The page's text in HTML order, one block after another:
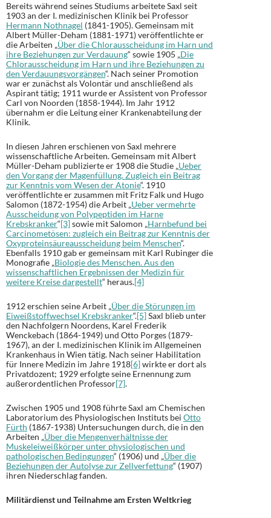
Bereits während seines Studiums arbeitete Saxl seit
1903 an der I. medizinischen Klinik bei Professor
Hermann Nothnagel (1841-1905). Gemeinsam mit
Albert Müller-Deham (1881-1971) veröffentlichte er
die Arbeiten „Über die Chlorausscheidung im Harn und
ihre Beziehungen zur Verdauung“ sowie 1905 „Die
Chlorausscheidung im Harn und ihre Beziehungen zu
den Verdauungsvorgängen“. Nach seiner Promotion
war er zunächst als Volontär und anschließend als
Aspirant tätig; 1911 wurde er Assistent von Professor
Carl von Noorden (1858-1944). Im Jahr 1912
übernahm er die Leitung einer Krankenabteilung der
Klinik.
In diesen Jahren erschienen von Saxl mehrere
wissenschaftliche Arbeiten. Gemeinsam mit Albert
Müller-Deham publizierte er 1908 die Studie „Ueber
den Vorgang der Magenfüllung. Zugleich ein Beitrag
zur Kenntnis vom Wesen der Atonie“. 1910
veröffentlichte er zusammen mit Fritz Falk und Hugo
Salomon (1872-1954) die Arbeit „Ueber vermehrte
Ausscheidung von Polypeptiden im Harne
Krebskranker“[3]sowie mit Salomon „Harnbefund bei
Carcinometösen: zugleich ein Beitrag zur Kenntnis der
Oxyproteinsäureausscheidung beim Menschen“.
Ebenfalls 1910 gab er gemeinsam mit Karl Rubinger die
Monografie „Biologie des Menschen. Aus den
wissenschaftlichen Ergebnissen der Medizin für
weitere Kreise dargestellt“ heraus.[4]
1912 erschien seine Arbeit „Über die Störungen im
Eiweißstoffwechsel Krebskranker“.[5]Saxl blieb unter
den Nachfolgern Noordens, Karel Frederik
Wenckebach (1864-1949) und Otto Porges (1879-
1967), an der I. medizinischen Klinik im Allgemeinen
Krankenhaus in Wien tätig. Nach seiner Habilitation
für Innere Medizin im Jahre 1918[6]wirkte er dort als
Privatdozent; 1929 erfolgte seine Ernennung zum
außerordentlichen Professor[7].
Zwischen 1905 und 1908 führte Saxl am Chemischen
Laboratorium des Physiologischen Instituts bei Otto
Fürth (1867-1938) Untersuchungen durch, die in den
Arbeiten „Über die Mengenverhältnisse der
Muskeleiweißkörper unter physiologischen und
pathologischen Bedingungen“ (1906) und „Über die
Beziehungen der Autolyse zur Zellverfettung“ (1907)
ihren Niederschlag fanden.
Militärdienst und Teilnahme am Ersten Weltkrieg